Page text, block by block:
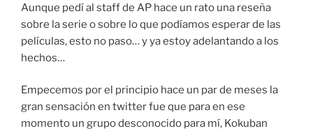
Aunque pedí al staff de AP hace un rato una reseña
sobre la serie o sobre lo que podíamos esperar de las
películas, esto no paso… y ya estoy adelantando a los
hechos…
Empecemos por el principio hace un par de meses la
gran sensación en twitter fue que para en ese
momento un grupo desconocido para mí, Kokuban